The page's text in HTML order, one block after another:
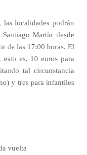
localidades podrán
Martín desde
de las 17:00 horas. El
es, 10 euros para
tal circunstancia
y tres para infantiles
vuelta